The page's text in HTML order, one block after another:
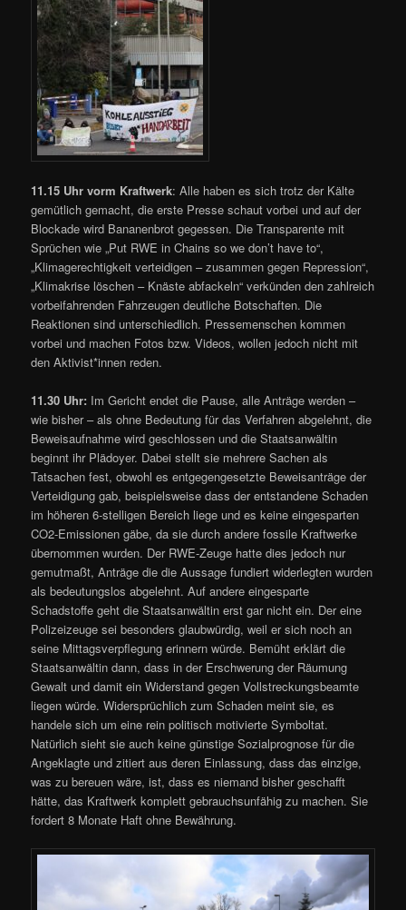
11.15 Uhr vorm Kraftwerk: Alle haben es sich trotz der Kälte
gemütlich gemacht, die erste Presse schaut vorbei und auf der
Blockade wird Bananenbrot gegessen. Die Transparente mit
Sprüchen wie „Put RWE in Chains so we don’t have to“,
„Klimagerechtigkeit verteidigen – zusammen gegen Repression“,
„Klimakrise löschen – Knäste abfackeln“ verkünden den zahlreich
vorbeifahrenden Fahrzeugen deutliche Botschaften. Die
Reaktionen sind unterschiedlich. Pressemenschen kommen
vorbei und machen Fotos bzw. Videos, wollen jedoch nicht mit
den Aktivist*innen reden.
11.30 Uhr: Im Gericht endet die Pause, alle Anträge werden –
wie bisher – als ohne Bedeutung für das Verfahren abgelehnt, die
Beweisaufnahme wird geschlossen und die Staatsanwältin
beginnt ihr Plädoyer. Dabei stellt sie mehrere Sachen als
Tatsachen fest, obwohl es entgegengesetzte Beweisanträge der
Verteidigung gab, beispielsweise dass der entstandene Schaden
im höheren 6-stelligen Bereich liege und es keine eingesparten
CO2-Emissionen gäbe, da sie durch andere fossile Kraftwerke
übernommen wurden. Der RWE-Zeuge hatte dies jedoch nur
gemutmaßt, Anträge die die Aussage fundiert widerlegten wurden
als bedeutungslos abgelehnt. Auf andere eingesparte
Schadstoffe geht die Staatsanwältin erst gar nicht ein. Der eine
Polizeizeuge sei besonders glaubwürdig, weil er sich noch an
seine Mittagsverpflegung erinnern würde. Bemüht erklärt die
Staatsanwältin dann, dass in der Erschwerung der Räumung
Gewalt und damit ein Widerstand gegen Vollstreckungsbeamte
liegen würde. Widersprüchlich zum Schaden meint sie, es
handele sich um eine rein politisch motivierte Symboltat.
Natürlich sieht sie auch keine günstige Sozialprognose für die
Angeklagte und zitiert aus deren Einlassung, dass das einzige,
was zu bereuen wäre, ist, dass es niemand bisher geschafft
hätte, das Kraftwerk komplett gebrauchsunfähig zu machen. Sie
fordert 8 Monate Haft ohne Bewährung.